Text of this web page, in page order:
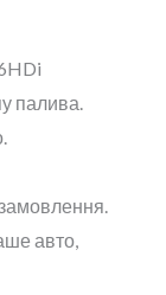
палива.
авто,